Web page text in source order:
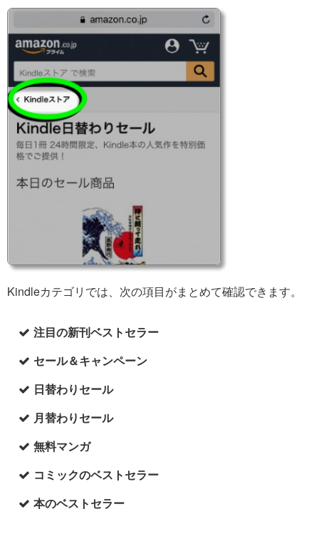
Kindleカテゴリでは、次の項目がまとめて確認できます。
注目の新刊ベストセラー
セール＆キャンペーン
日替わりセール
月替わりセール
無料マンガ
コミックのベストセラー
本のベストセラー